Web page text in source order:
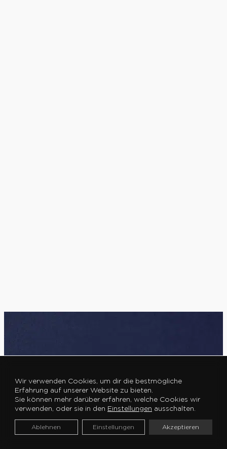
Wir verwenden Cookies, um dir die bestmögliche
Erfahrung auf unserer Website zu bieten.
Sie können mehr darüber erfahren, welche Cookies wir
verwenden, oder sie in den Einstellungen ausschalten.
Akzeptieren
Ablehnen Einstellungen